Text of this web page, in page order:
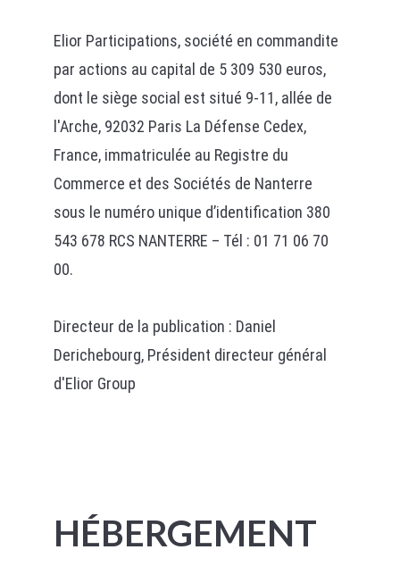
Elior Participations, société en commandite
par actions au capital de 5 309 530 euros,
dont le siège social est situé 9-11, allée de
l'Arche, 92032 Paris La Défense Cedex,
France, immatriculée au Registre du
Commerce et des Sociétés de Nanterre
sous le numéro unique d’identification 380
543 678 RCS NANTERRE – Tél : 01 71 06 70
00.
Directeur de la publication : Daniel
Derichebourg, Président directeur général
d'Elior Group
HÉBERGEMENT